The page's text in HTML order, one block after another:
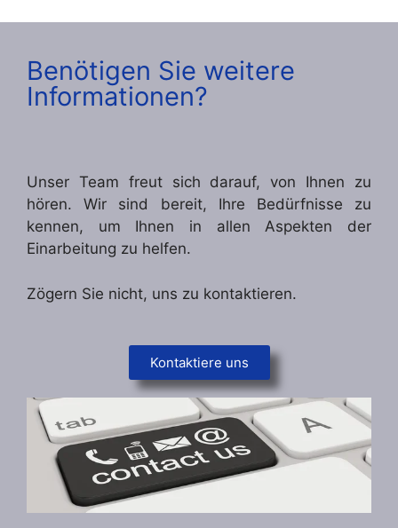
Benötigen Sie weitere
Informationen?
Unser Team freut sich darauf, von Ihnen zu
hören. Wir sind bereit, Ihre Bedürfnisse zu
kennen, um Ihnen in allen Aspekten der
Einarbeitung zu helfen.
Zögern Sie nicht, uns zu kontaktieren.
Kontaktiere uns